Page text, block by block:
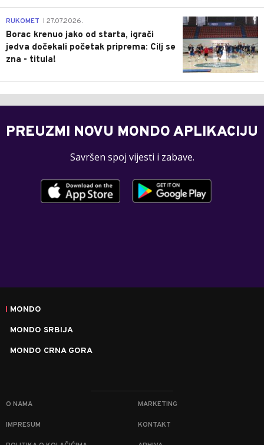
0
RUKOMET 27.07.2026.
Borac krenuo jako od starta, igrači
jedva dočekali početak priprema: Cilj se
zna - titula!
PREUZMI NOVU MONDO APLIKACIJU
Savršen spoj vijesti i zabave.
MONDO
MONDO SRBIJA
MONDO CRNA GORA
O NAMA MARKETING
IMPRESUM KONTAKT